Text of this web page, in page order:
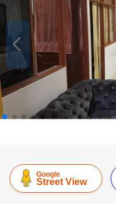
Google
Street View